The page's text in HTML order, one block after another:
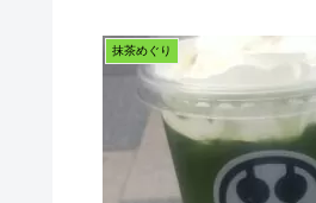
抹茶めぐり